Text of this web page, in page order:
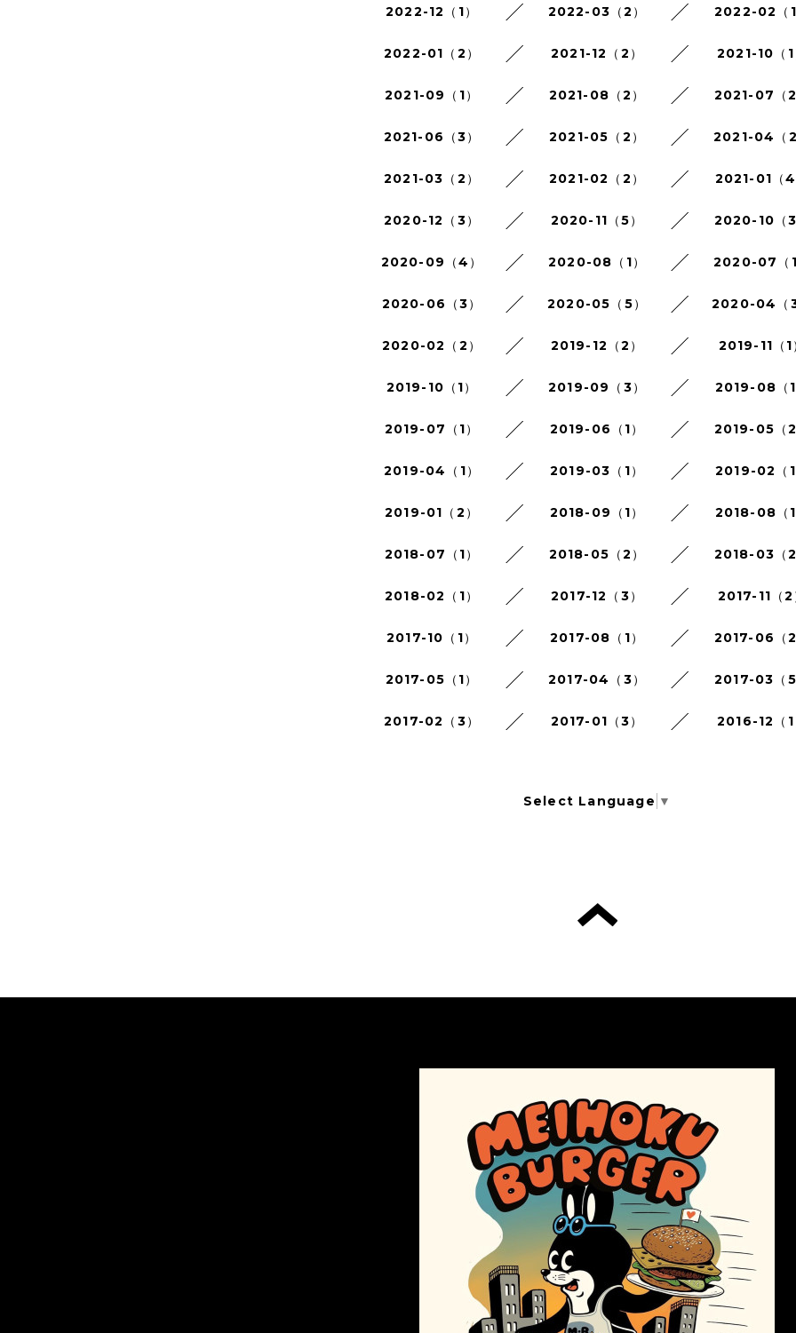
2022-12（1） 2022-03（2） 2022-02（1
2022-01（2） 2021-12（2） 2021-10（1
2021-09（1） 2021-08（2） 2021-07（2
2021-06（3） 2021-05（2） 2021-04（2
2021-03（2） 2021-02（2） 2021-01（4
2020-12（3） 2020-11（5） 2020-10（3
2020-09（4） 2020-08（1） 2020-07（1
2020-06（3） 2020-05（5） 2020-04（3
2020-02（2） 2019-12（2） 2019-11（1
2019-10（1） 2019-09（3） 2019-08（1
2019-07（1） 2019-06（1） 2019-05（2
2019-04（1） 2019-03（1） 2019-02（1
2019-01（2） 2018-09（1） 2018-08（1
2018-07（1） 2018-05（2） 2018-03（2
2018-02（1） 2017-12（3） 2017-11（2
2017-10（1） 2017-08（1） 2017-06（2
2017-05（1） 2017-04（3） 2017-03（5
2017-02（3） 2017-01（3） 2016-12（1
Select Language ▼